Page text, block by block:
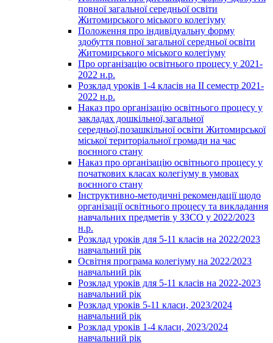
повної загальної середньої освіти
Житомирського міського колегіуму
Положення про індивідуальну форму
здобуття повної загальної середньої освіти
Житомирського міського колегіуму
Про організацію освітнього процесу у 2021-
2022 н.р.
Розклад уроків 1-4 класів на ІІ семестр 2021-
2022 н.р.
Наказ про організацію освітнього процесу у
закладах дошкільної,загальної
середньої,позашкільної освіти Житомирської
міської територіальної громади на час
воєнного стану
Наказ про організацію освітнього процесу у
початкових класах колегіуму в умовах
воєнного стану
Інструктивно-методичні рекомендації щодо
організації освітнього процесу та викладання
навчальних предметів у ЗЗСО у 2022/2023
н.р.
Розклад уроків для 5-11 класів на 2022/2023
навчальний рік
Освітня програма колегіуму на 2022/2023
навчальний рік
Розклад уроків для 5-11 класів на 2022-2023
навчальний рік
Розклад уроків 5-11 класи, 2023/2024
навчальний рік
Розклад уроків 1-4 класи, 2023/2024
навчальний рік